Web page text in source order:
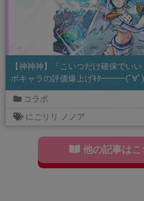
【神神神】「こいつだけ確保でい
ボキャラの評価爆上げｷﾀ━━━(ﾟ
コラボ
にごリリ ノノア
他の記事はこ